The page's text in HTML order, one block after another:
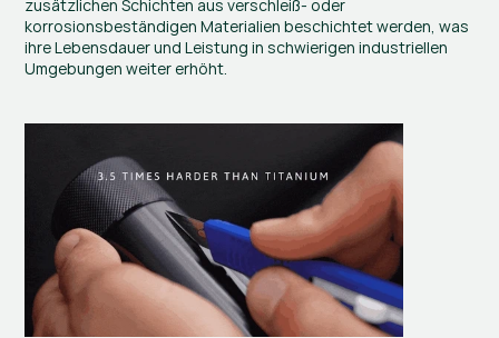
zusätzlichen Schichten aus verschleiß- oder
korrosionsbeständigen Materialien beschichtet werden, was
ihre Lebensdauer und Leistung in schwierigen industriellen
Umgebungen weiter erhöht.